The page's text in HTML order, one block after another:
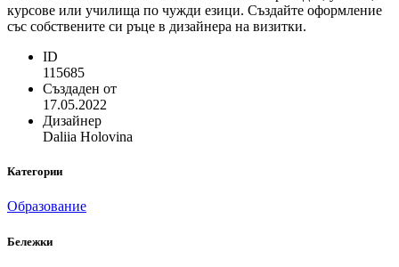
курсове или училища по чужди езици. Създайте оформление
със собствените си ръце в дизайнера на визитки.
ID
115685
Създаден от
17.05.2022
Дизайнер
Daliia Holovina
Категории
Образование
Бележки